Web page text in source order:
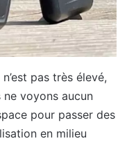
pas très élevé,
voyons aucun
pour passer des
en milieu